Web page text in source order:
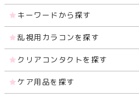
キーワードから探す
乱視用カラコンを探す
クリアコンタクトを探す
ケア用品を探す